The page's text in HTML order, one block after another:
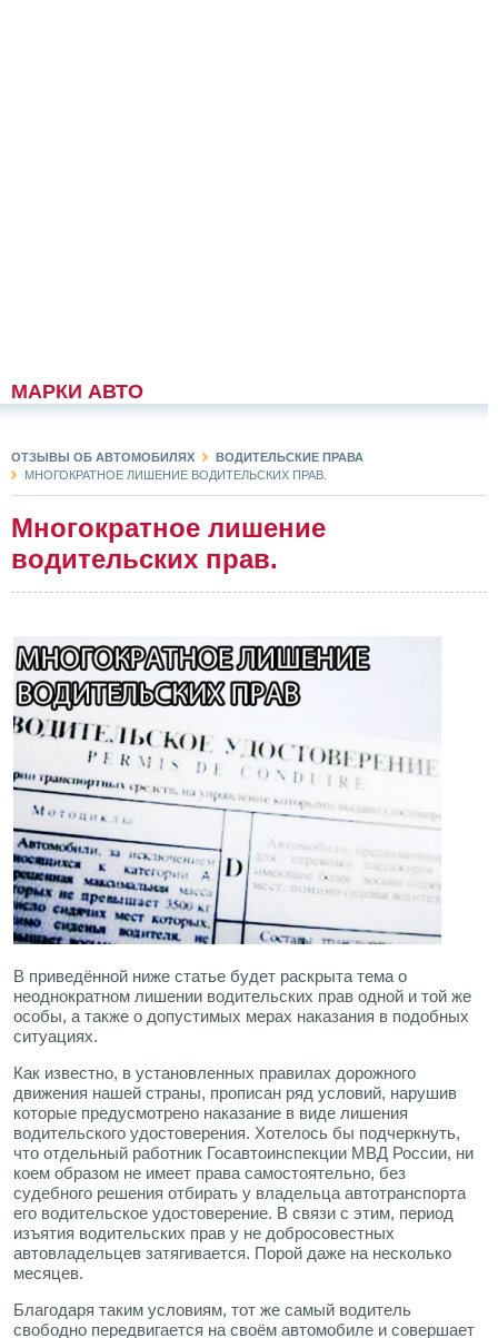
МАРКИ АВТО
ОТЗЫВЫ ОБ АВТОМОБИЛЯХ
ВОДИТЕЛЬСКИЕ ПРАВА
МНОГОКРАТНОЕ ЛИШЕНИЕ ВОДИТЕЛЬСКИХ ПРАВ.
Многократное лишение
водительских прав.
В приведённой ниже статье будет раскрыта тема о
неоднократном лишении водительских прав одной и той же
особы, а также о допустимых мерах наказания в подобных
ситуациях.
Как известно, в установленных правилах дорожного
движения нашей страны, прописан ряд условий, нарушив
которые предусмотрено наказание в виде лишения
водительского удостоверения. Хотелось бы подчеркнуть,
что отдельный работник Госавтоинспекции МВД России, ни
коем образом не имеет права самостоятельно, без
судебного решения отбирать у владельца автотранспорта
его водительское удостоверение. В связи с этим, период
изъятия водительских прав у не добросовестных
автовладельцев затягивается. Порой даже на несколько
месяцев.
Благодаря таким условиям, тот же самый водитель
свободно передвигается на своём автомобиле и совершает